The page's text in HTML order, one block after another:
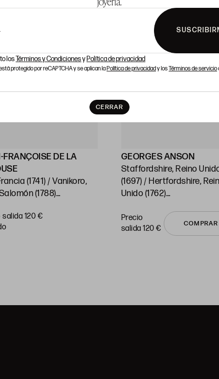
losTérminos y Condicionesy Política de privacidad
protegido por reCAPTCHA y se aplican laPolítica de privacidady losTérminos de servicio
CERRAR
FRANÇOISE DE LA
(1741) / Vanikoro,
(1788)
y sus islas"
x 74 cm
salida 120 €
GEORGES ANSON
Staffordshire, Reino
(1697) / Hertfordshire,
Unido (1762)
Huella: 21,5 x 38 cm c/u
Precio
salida 120 €
COMPRAR